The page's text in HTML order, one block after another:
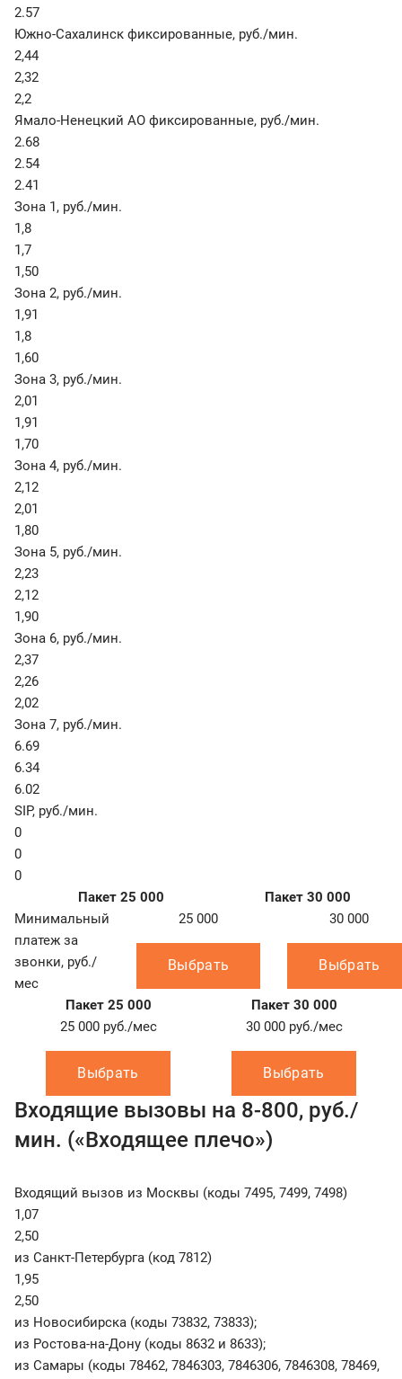
2.57
Южно-Сахалинск фиксированные, руб./мин.
2,44
2,32
2,2
Ямало-Ненецкий АО фиксированные, руб./мин.
2.68
2.54
2.41
Зона 1, руб./мин.
1,8
1,7
1,50
Зона 2, руб./мин.
1,91
1,8
1,60
Зона 3, руб./мин.
2,01
1,91
1,70
Зона 4, руб./мин.
2,12
2,01
1,80
Зона 5, руб./мин.
2,23
2,12
1,90
Зона 6, руб./мин.
2,37
2,26
2,02
Зона 7, руб./мин.
6.69
6.34
6.02
SIP, руб./мин.
0
0
0
Пакет 25 000
Пакет 30 000
Минимальный
платеж за
звонки, руб./
мес
25 000
Выбрать
30 000
Выбрать
Пакет 25 000
25 000 руб./мес
Выбрать
Пакет 30 000
30 000 руб./мес
Выбрать
Входящие вызовы на 8-800, руб./
мин. («Входящее плечо»)
Входящий вызов из Москвы (коды 7495, 7499, 7498)
1,07
2,50
из Санкт-Петербурга (код 7812)
1,95
2,50
из Новосибирска (коды 73832, 73833);
из Ростова-на-Дону (коды 8632 и 8633);
из Самары (коды 78462, 7846303, 7846306, 7846308, 78469,